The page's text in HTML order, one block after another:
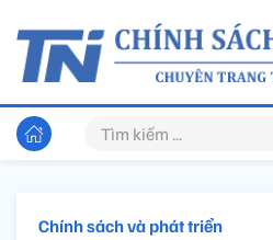
Chính sách và phát triển